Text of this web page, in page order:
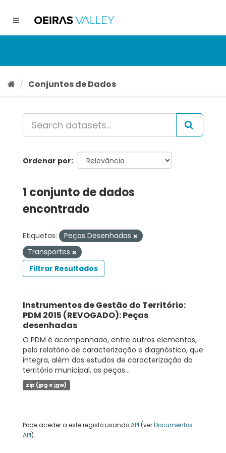
conteúdo
Toggle
Conjuntos de Dados
Ordenar por
1 conjunto de dados
encontrado
Etiquetas:
Peças Desenhadas
Transportes
Filtrar Resultados
Instrumentos de Gestão do Território:
PDM 2015 (REVOGADO): Peças
desenhadas
O PDM é acompanhado, entre outros elementos,
pelo relatório de caracterização e diagnóstico, que
integra, além dos estudos de caracterização do
território municipal, as peças...
zip (jpg e jgw)
Pode aceder a este registo usandoAPI (verDocumentos
API).